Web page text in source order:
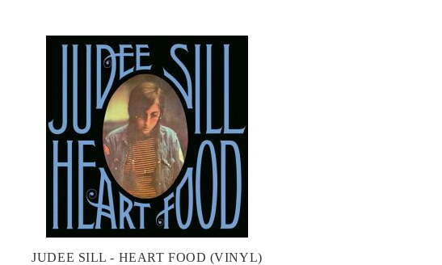
JUDEE SILL - HEART FOOD (VINYL)